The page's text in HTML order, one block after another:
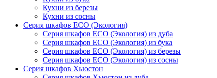
Кухни из березы
Кухни из сосны
Серия шкафов ECO (Экология)
Серия шкафов ECO (Экология) из дуба
Серия шкафов ECO (Экология) из бука
Серия шкафов ECO (Экология) из березы
Серия шкафов ECO (Экология) из сосны
Серия шкафов Хьюстон